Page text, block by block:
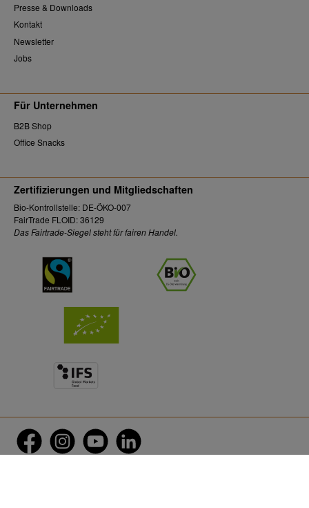
Presse & Downloads
Kontakt
Newsletter
Jobs
Für Unternehmen
B2B Shop
Office Snacks
Zertifizierungen und Mitgliedschaften
Bio-Kontrollstelle: DE-ÖKO-007
FairTrade FLOID: 36129
Das Fairtrade-Siegel steht für fairen Handel.
twt.widget.communities.facebook.name
twt.widget.communities.instagram.name
twt.widget.communities.youtube.name
twt.widget.communities.linkedin.name